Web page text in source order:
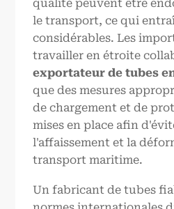
qualité peuvent être
le transport, ce qui
considérables. Les
travailler en étroite
exportateur de tubes
que des mesures
de chargement et de
mises en place afin
l'affaissement et la
transport maritime.
Un fabricant de tubes